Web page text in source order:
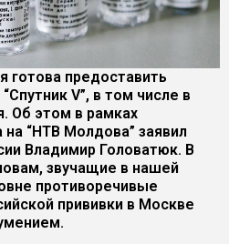
готова предоставить
V”, в том числе в
Об этом в рамках
“НТВ Молдова” заявил
Владимир Головатюк. В
звучащие в нашей
противоречивые
прививки в Москве